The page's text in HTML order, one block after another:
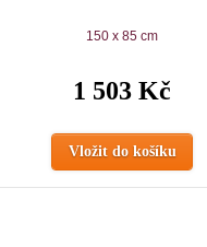
150 x 85 cm
1 503 Kč
Vložit do košíku